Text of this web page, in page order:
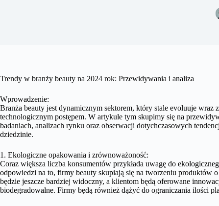
Trendy w branży beauty na 2024 rok: Przewidywania i analiza
Wprowadzenie:
Branża beauty jest dynamicznym sektorem, który stale evoluuje wraz
technologicznym postępem. W artykule tym skupimy się na
badaniach, analizach rynku oraz obserwacji dotychczasowych
dziedzinie.
1. Ekologiczne opakowania i zrównoważoność:
Coraz większa liczba konsumentów przykłada uwagę do
odpowiedzi na to, firmy beauty skupiają się na tworzeniu produktów
będzie jeszcze bardziej widoczny, a klientom będą oferowane
biodegradowalne. Firmy będą również dążyć do ograniczania ilości